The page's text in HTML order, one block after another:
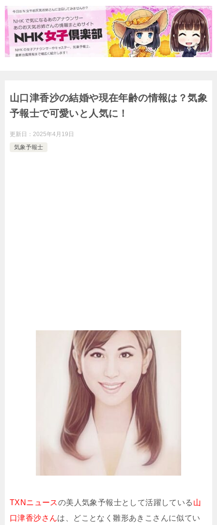
山口津香沙の結婚や現在年齢の情報は？気象
予報士で可愛いと人気に！
更新日： 2025年4月19日
気象予報士
TXNニュースの美人気象予報士として活躍している 山
口津香沙さんは、どことなく雛形あきこさんに似てい